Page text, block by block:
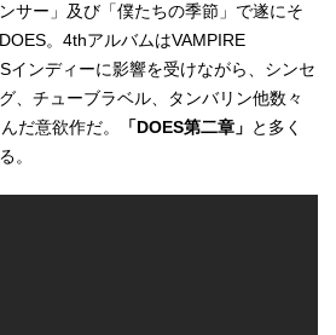
サー」及び「僕たちの季節」で遂にそ
。4thアルバムはVAMPIRE
インディーに影響を受けながら、シンセ
、チューブラベル、タンバリン他数々
だ意欲作だ。
「DOES第二章」 と多く
。